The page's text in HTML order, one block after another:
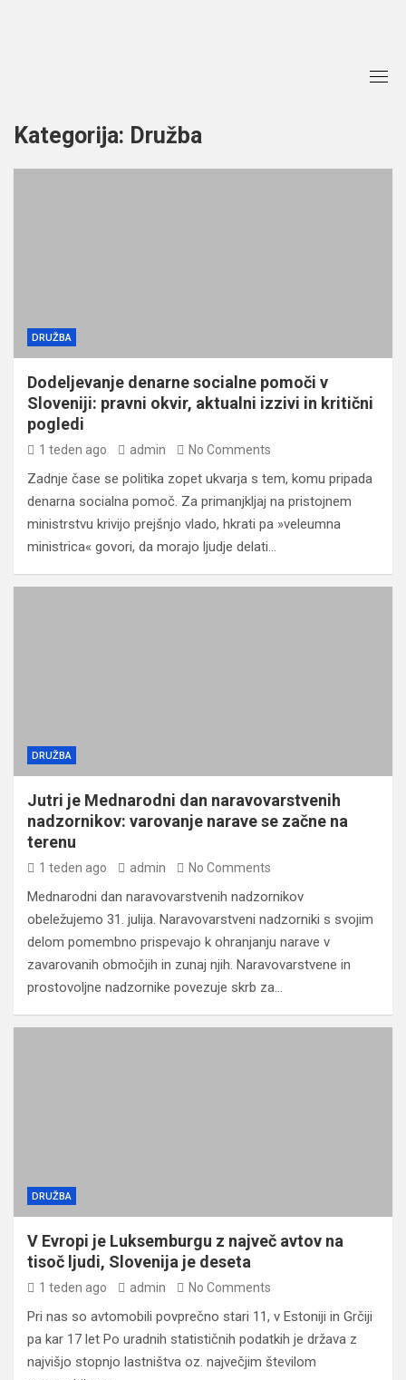
Kategorija: Družba
DRUŽBA
Dodeljevanje denarne socialne pomoči v
Sloveniji: pravni okvir, aktualni izzivi in kritični
pogledi
1 teden ago admin No Comments
Zadnje čase se politika zopet ukvarja s tem, komu pripada
denarna socialna pomoč. Za primanjkljaj na pristojnem
ministrstvu krivijo prejšnjo vlado, hkrati pa »veleumna
ministrica« govori, da morajo ljudje delati…
DRUŽBA
Jutri je Mednarodni dan naravovarstvenih
nadzornikov: varovanje narave se začne na
terenu
1 teden ago admin No Comments
Mednarodni dan naravovarstvenih nadzornikov
obeležujemo 31. julija. Naravovarstveni nadzorniki s svojim
delom pomembno prispevajo k ohranjanju narave v
zavarovanih območjih in zunaj njih. Naravovarstvene in
prostovoljne nadzornike povezuje skrb za…
DRUŽBA
V Evropi je Luksemburgu z največ avtov na
tisoč ljudi, Slovenija je deseta
1 teden ago admin No Comments
Pri nas so avtomobili povprečno stari 11, v Estoniji in Grčiji
pa kar 17 let Po uradnih statističnih podatkih je država z
najvišjo stopnjo lastništva oz. največjim številom